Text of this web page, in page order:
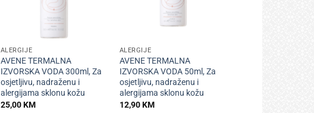
ALERGIJE
AVENE TERMALNA
IZVORSKA VODA 300ml, Za
osjetljivu, nadraženu i
alergijama sklonu kožu
25,00KM
ALERGIJE
AVENE TERMALNA
IZVORSKA VODA 50ml, Za
osjetljivu, nadraženu i
alergijama sklonu kožu
12,90KM